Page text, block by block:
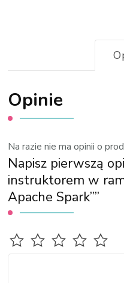
Opinie
Na razie nie ma opinii o
Napisz pierwszą
instruktorem w
Apache Spark””